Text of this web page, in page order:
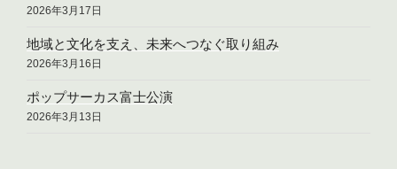
2026年3月17日
地域と文化を支え、未来へつなぐ取り組み
2026年3月16日
ポップサーカス富士公演
2026年3月13日